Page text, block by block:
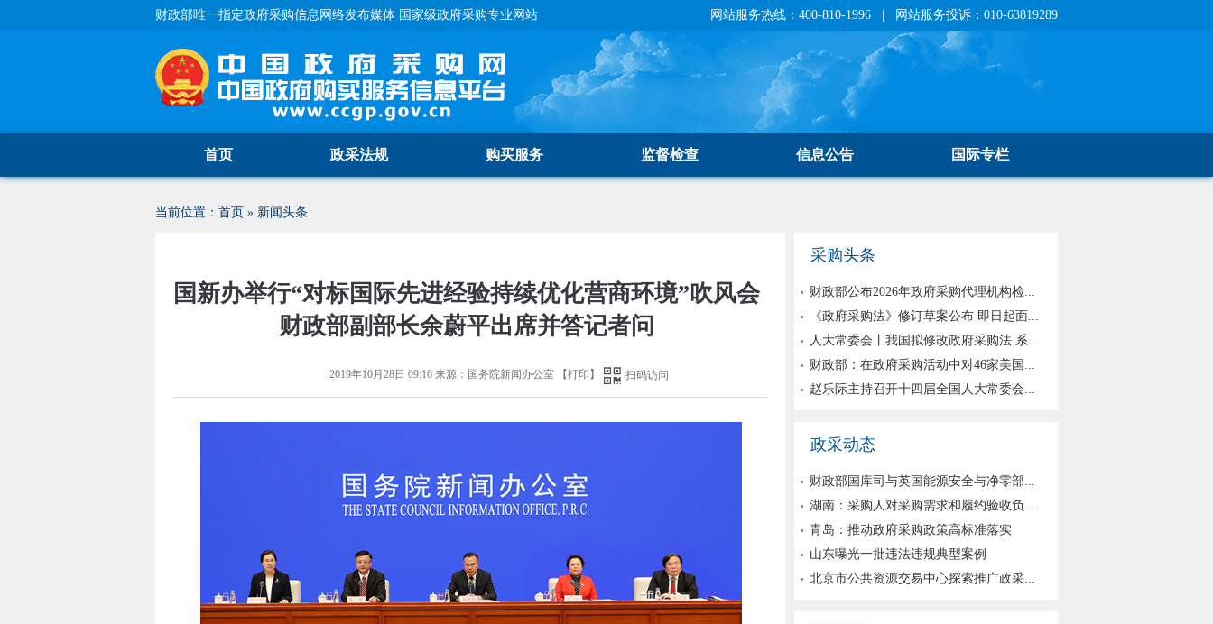
财政部唯一指定政府采购信息网络发布媒体 国家级政府采购专业网站 网站服务热线：400-810-1996 | 网站服务投诉：010-63819289
首页 政采法规 购买服务 监督检查 信息公告 国际专栏
当前位置： 首页 » 新闻头条
国新办举行“对标国际先进经验持续优化营商环境”吹风会
财政部副部长余蔚平出席并答记者问
2019年10月28日 09:16来源： 国务院新闻办公室【打印 】 扫码访问
采购头条
财政部公布2026年政府采购代理机构检...
《政府采购法》修订草案公布 即日起面...
人大常委会丨我国拟修改政府采购法 系...
财政部：在政府采购活动中对46家美国...
赵乐际主持召开十四届全国人大常委会...
政采动态
财政部国库司与英国能源安全与净零部...
湖南：采购人对采购需求和履约验收负...
青岛：推动政府采购政策高标准落实
山东曝光一批违法违规典型案例
北京市公共资源交易中心探索推广政采...